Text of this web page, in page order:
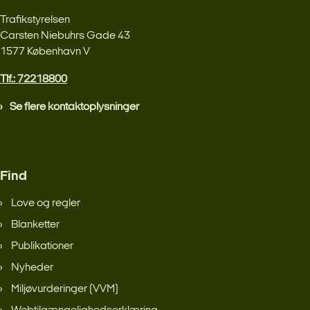
Trafikstyrelsen
Carsten Niebuhrs Gade 43
1577 København V
Tlf.: 72218800
Se flere kontaktoplysninger
Find
Love og regler
Blanketter
Publikationer
Nyheder
Miljøvurderinger (VVM)